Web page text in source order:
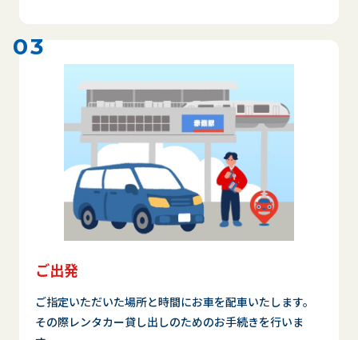
03
ご出発
ご指定いただいた場所と時間にお車を配車いたします。
その際レンタカー貸し出しのためのお手続きを行いま